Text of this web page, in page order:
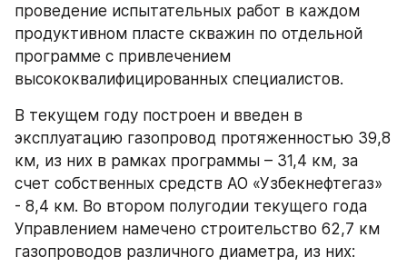
проведение испытательных работ в каждом
продуктивном пласте скважин по отдельной
программе с привлечением
высококвалифицированных специалистов.
В текущем году построен и введен в
эксплуатацию газопровод протяженностью 39,8
км, из них в рамках программы – 31,4 км, за
счет собственных средств АО «Узбекнефтегаз»
- 8,4 км. Во втором полугодии текущего года
Управлением намечено строительство 62,7 км
газопроводов различного диаметра, из них: